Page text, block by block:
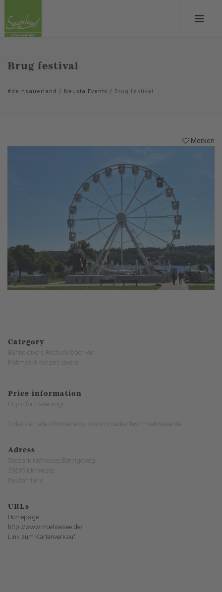
Brug festival
#deinsauerland / Neusta Events / Brug festival
Merken
Category
Bühne divers Festival/Open-Air
Flohmarkt Konzert divers
Price information
Prijsinformatie volgt.
Tickets en alle informatie op: www.brueckenfest-moehnesee.de
Adress
Seepark Möhnesee Börnigeweg
59519 Möhnesee
Deutschland
URLs
Homepage
http://www.moehnesee.de/
Link zum Kartenverkauf